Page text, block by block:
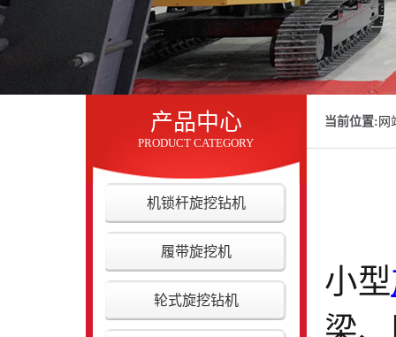
产品中心
PRODUCT CATEGORY
机锁杆旋挖钻机
履带旋挖机
轮式旋挖钻机
当前位置: 网
小型